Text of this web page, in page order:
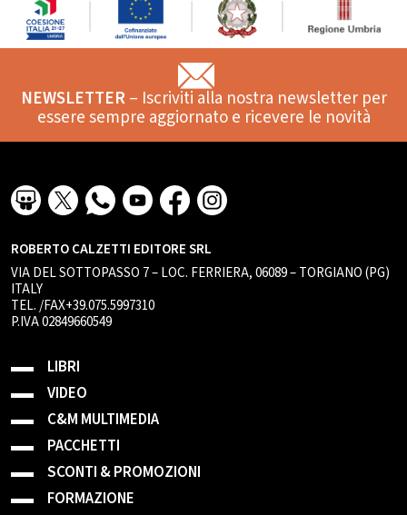
NEWSLETTER– Iscriviti alla nostra newsletter per
essere sempre aggiornato e ricevere le novità
ROBERTO CALZETTI EDITORE SRL
VIA DEL SOTTOPASSO 7 – LOC. FERRIERA, 06089 – TORGIANO (PG)
ITALY
TEL. /FAX+39.075.5997310
P.IVA 02849660549
LIBRI
VIDEO
C&M MULTIMEDIA
PACCHETTI
SCONTI & PROMOZIONI
FORMAZIONE